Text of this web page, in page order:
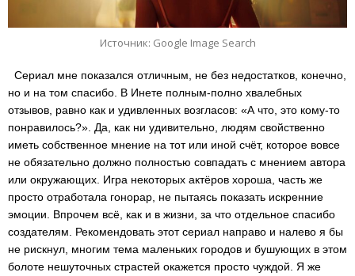
Источник: Google Image Search
Сериал мне показался отличным, не без недостатков, конечно,
но и на том спасибо. В Инете полным-полно хвалебных
отзывов, равно как и удивленных возгласов: «А что, это кому-то
понравилось?». Да, как ни удивительно, людям свойственно
иметь собственное мнение на тот или иной счёт, которое вовсе
не обязательно должно полностью совпадать с мнением автора
или окружающих. Игра некоторых актёров хороша, часть же
просто отработала гонорар, не пытаясь показать искренние
эмоции. Впрочем всё, как и в жизни, за что отдельное спасибо
создателям. Рекомендовать этот сериал направо и налево я бы
не рискнул, многим тема маленьких городов и бушующих в этом
болоте нешуточных страстей окажется просто чуждой. Я же